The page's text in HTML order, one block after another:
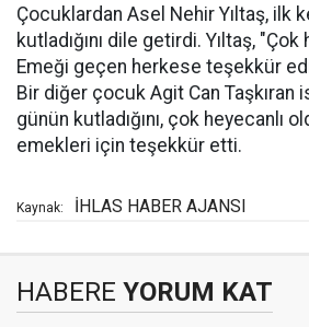
Çocuklardan Asel Nehir Yıltaş, ilk
kutladığını dile getirdi. Yıltaş, "Çok
Emeği geçen herkese teşekkür
Bir diğer çocuk Agit Can Taşkıran
günün kutladığını, çok heyecanlı
emekleri için teşekkür etti.
Kaynak: İHLAS HABER AJANSI
HABERE YORUM KAT